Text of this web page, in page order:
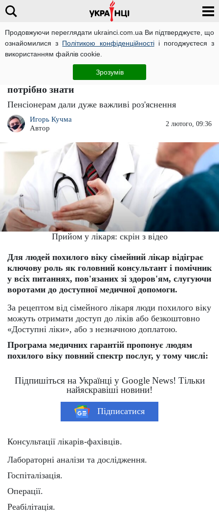
Продовжуючи переглядати ukrainci.com.ua Ви підтверджуєте, що
ознайомилися з Політикою конфіденційностіі погоджуєтеся з
використанням файлів cookie.
Зрозумів
Важливо
Безкоштовні медичні послуги для
пенсіонерів: куди звертатись і все, що
потрібно знати
Пенсіонерам дали дуже важливі роз'яснення
Игорь Кучма
Автор
2 лютого, 09:36
Прийом у лікаря: скрін з відео
Для людей похилого віку сімейний лікар відіграє
ключову роль як головний консультант і помічник
у всіх питаннях, пов'язаних зі здоров'ям, слугуючи
воротами до доступної медичної допомоги.
За рецептом від сімейного лікаря люди похилого віку
можуть отримати доступ до ліків або безкоштовно
«Доступні ліки», або з незначною доплатою.
Програма медичних гарантій пропонує людям
похилого віку повний спектр послуг, у тому числі:
Підпишіться на Українці у Google News! Тільки
найяскравіші новини!
Підписатися
Консультації лікарів-фахівців.
Лабораторні аналізи та дослідження.
Госпіталізація.
Операції.
Реабілітація.